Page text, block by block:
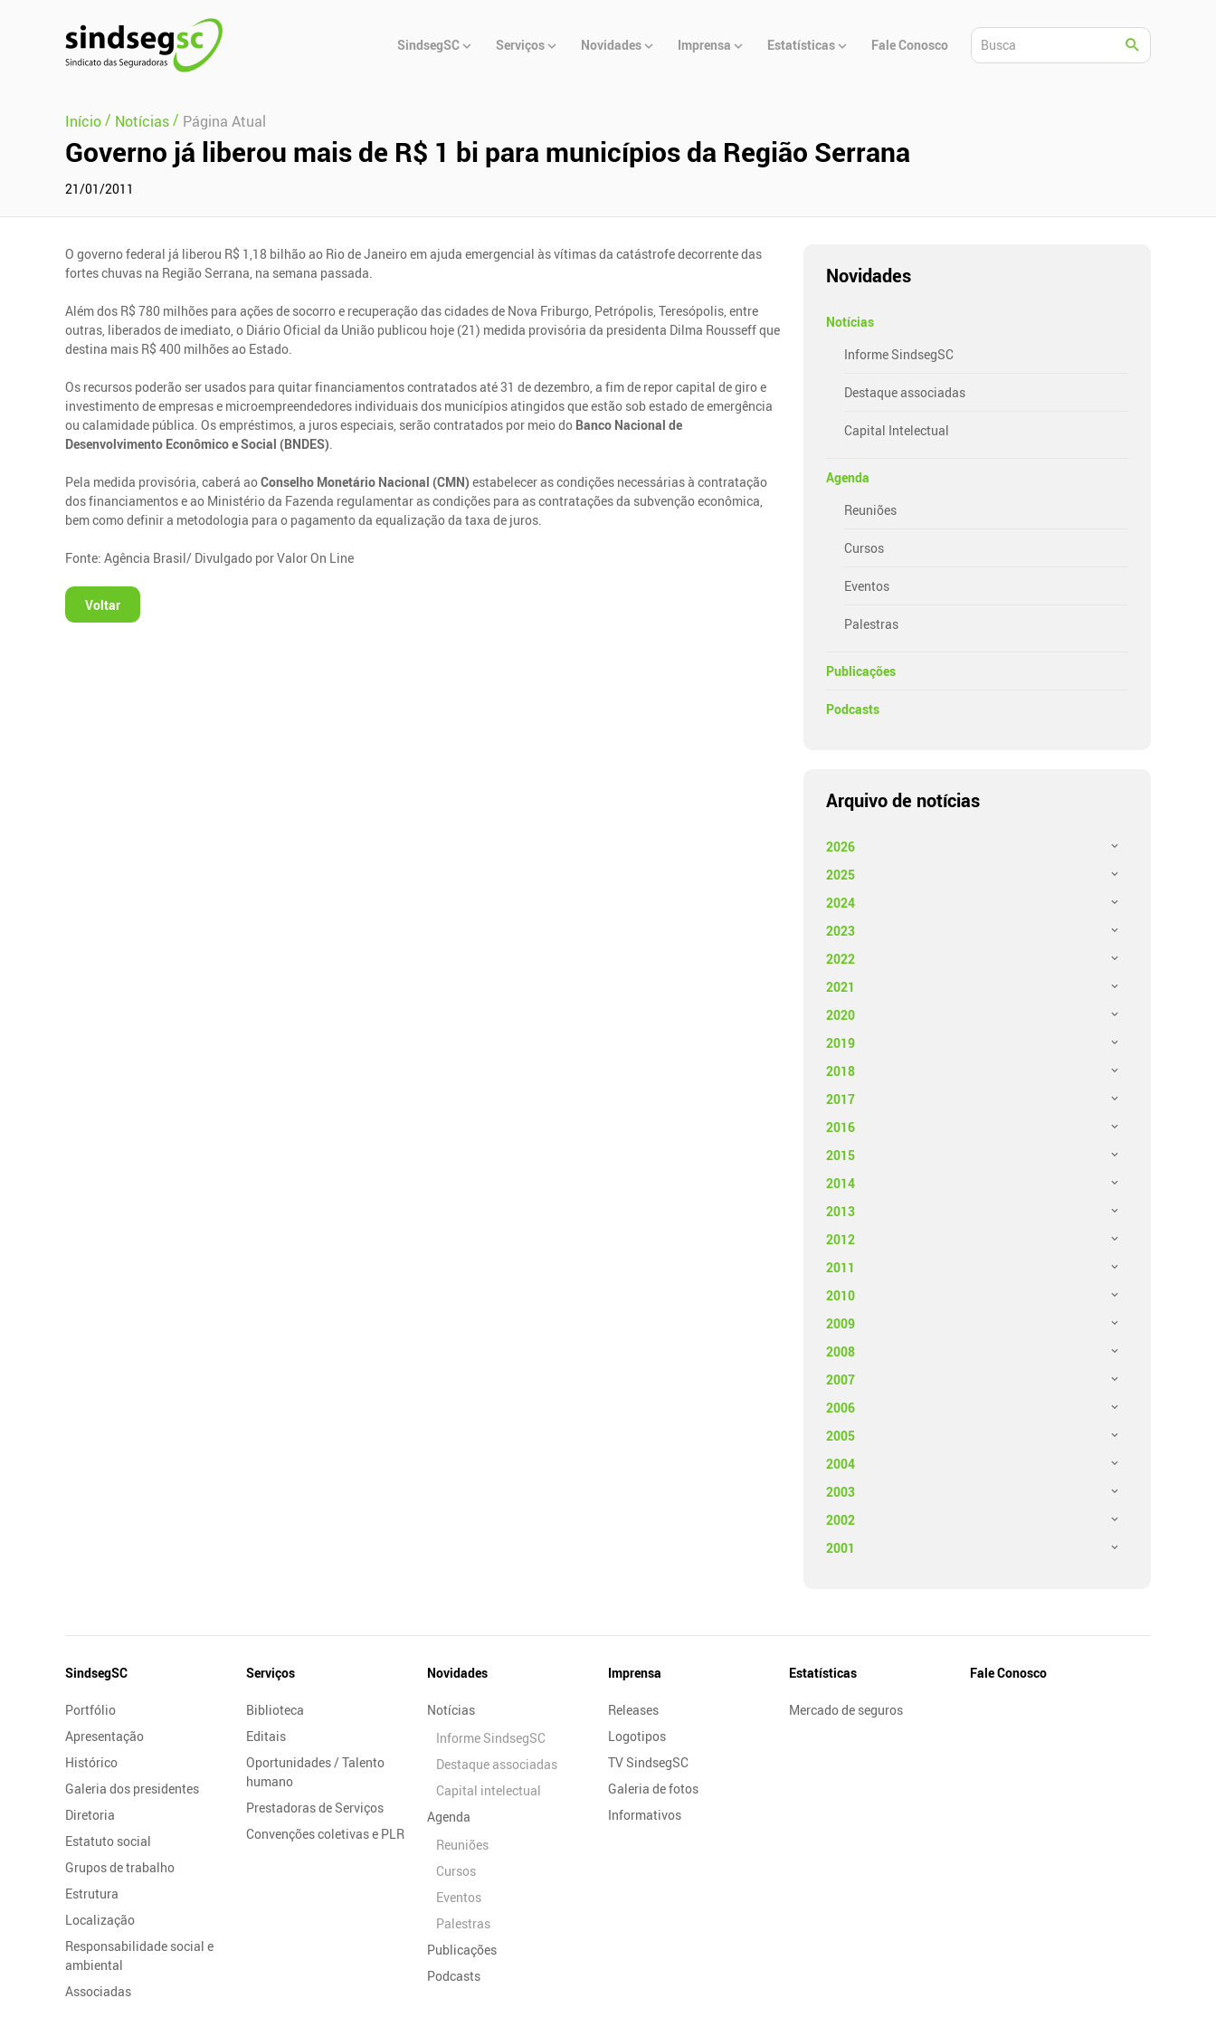
Principal
SindsegSC Serviços Novidades Imprensa Estatísticas Fale Conosco
Início/ Notícias/ Página Atual
Governo já liberou mais de R$ 1 bi para municípios da Região Serrana
21/01/2011
O governo federal já liberou R$ 1,18 bilhão ao Rio de Janeiro em ajuda emergencial às vítimas da catástrofe decorrente das
fortes chuvas na Região Serrana, na semana passada.
Além dos R$ 780 milhões para ações de socorro e recuperação das cidades de Nova Friburgo, Petrópolis, Teresópolis, entre
outras, liberados de imediato, o Diário Oficial da União publicou hoje (21) medida provisória da presidenta Dilma Rousseff que
destina mais R$ 400 milhões ao Estado.
Os recursos poderão ser usados para quitar financiamentos contratados até 31 de dezembro, a fim de repor capital de giro e
investimento de empresas e microempreendedores individuais dos municípios atingidos que estão sob estado de emergência
ou calamidade pública. Os empréstimos, a juros especiais, serão contratados por meio do Banco Nacional de
Desenvolvimento Econômico e Social (BNDES)
Pela medida provisória, caberá aoConselho Monetário Nacional (CMN)estabelecer as condições necessárias à contratação
dos financiamentos e ao Ministério da Fazenda regulamentar as condições para as contratações da subvenção econômica,
bem como definir a metodologia para o pagamento da equalização da taxa de juros.
Fonte: Agência Brasil/ Divulgado por Valor On Line
Voltar
Novidades
Notícias
Informe SindsegSC
Destaque associadas
Capital Intelectual
Agenda
Reuniões
Cursos
Eventos
Palestras
Publicações
Podcasts
Arquivo de notícias
2026
2025
2024
2023
2022
2021
2020
2019
2018
2017
2016
2015
2014
2013
2012
2011
2010
2009
2008
2007
2006
2005
2004
2003
2002
2001
Mapa
Site
SindsegSC
Portfólio
Apresentação
Histórico
Galeria dos presidentes
Diretoria
Estatuto social
Grupos de trabalho
Estrutura
Localização
Responsabilidade social e
ambiental
Associadas
Serviços
Biblioteca
Editais
Oportunidades / Talento
humano
Prestadoras de Serviços
Convenções coletivas e PLR
Novidades
Notícias
Informe SindsegSC
Destaque associadas
Capital intelectual
Agenda
Reuniões
Cursos
Eventos
Palestras
Publicações
Podcasts
Imprensa
Releases
Logotipos
TV SindsegSC
Galeria de fotos
Informativos
Estatísticas
Mercado de seguros
Fale Conosco